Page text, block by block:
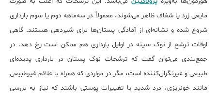
مایعی زرد یا شفاف ظاهر می‌شوند، معمولاً در سه‌ماهه دوم یا سوم بارداری
شروع شده و نشانه‌ای از آمادگی پستان‌ها برای شیردهی هستند. گاهی
اوقات ترشح از ﻧﻮک ﺳﻴﻨﻪ در اوایل ﺑﺎرداری هم ممکن است رخ دهد. در
جمع‌بندی می‌توان گفت که ترشحات نوک پستان در بارداری پدیده‌ای
طبیعی و غیرنگران‌کننده است، مگر در مواردی که همراه با علائم غیرطبیعی
مانند خونریزی، درد شدید یا تغییرات پوستی باشند که نیاز به بررسی